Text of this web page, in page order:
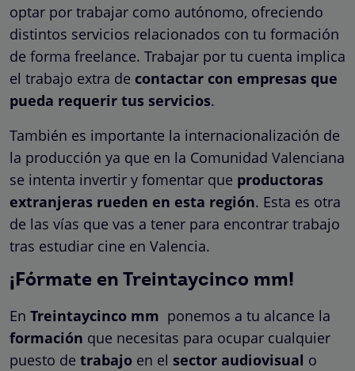
optar por trabajar como autónomo, ofreciendo
distintos servicios relacionados con tu formación
de forma freelance. Trabajar por tu cuenta implica
el trabajo extra de contactar con empresas que
pueda requerir tus servicios.
También es importante la internacionalización de
la producción ya que en la Comunidad Valenciana
se intenta invertir y fomentar que productoras
extranjeras rueden en esta región. Esta es otra
de las vías que vas a tener para encontrar trabajo
tras estudiar cine en Valencia.
¡Fórmate en Treintaycinco mm!
En Treintaycinco mm ponemos a tu alcance la
formación que necesitas para ocupar cualquier
puesto de trabajo en el sector audiovisual o